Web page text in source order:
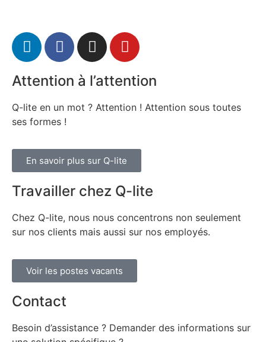
Attention à l’attention
Q-lite en un mot ? Attention ! Attention sous toutes
ses formes !
En savoir plus sur Q-lite
Travailler chez Q-lite
Chez Q-lite, nous nous concentrons non seulement
sur nos clients mais aussi sur nos employés.
Voir les postes vacants
Contact
Besoin d’assistance ? Demander des informations sur